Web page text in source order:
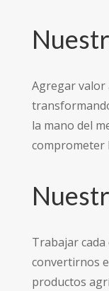
Agregar valor
la mano del
comprometer
Trabajar
convertirnos
productos